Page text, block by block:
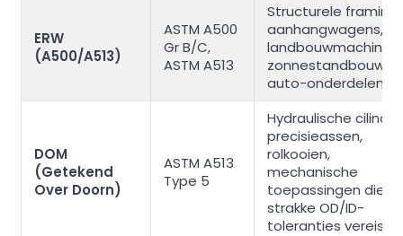
ERW
(A500/A513)
ASTM A500
Gr B/C,
ASTM A513
Structurele framing,
aanhangwagens,
landbouwmachines,
zonnestandbouw,
auto-onderdelen
DOM
(Getekend
Over Doorn)
ASTM A513
Type 5
Hydraulische
precisieassen,
rolkooien,
mechanische
toepassingen die
strakke OD/ID-
toleranties vereisen